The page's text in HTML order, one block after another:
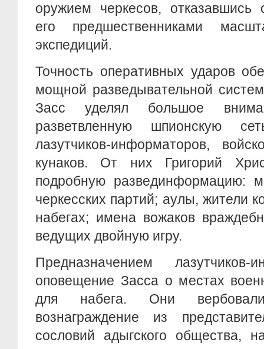
оружием черкесов, отказавшись
его предшественниками
экспедиций.
Точность оперативных ударов
мощной разведывательной
Засс уделял большое
разветвленную шпионскую
лазутчиков-информаторов,
кунаков. От них Григорий
подробную развединформацию:
черкесских партий; аулы, жители
набегах; имена вожаков
ведущих двойную игру.
Предназначением
оповещение Засса о местах
для набега. Они
вознаграждение из
сословий адыгского общества,